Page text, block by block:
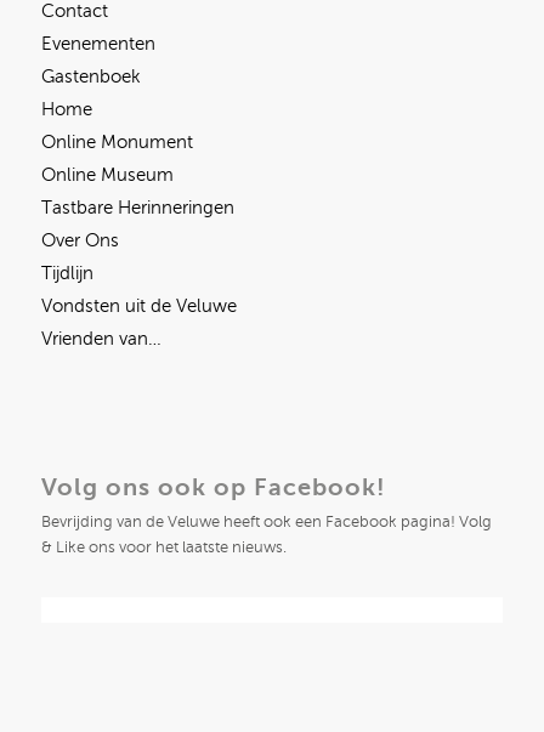
Contact
Evenementen
Gastenboek
Home
Online Monument
Online Museum
Tastbare Herinneringen
Over Ons
Tijdlijn
Vondsten uit de Veluwe
Vrienden van…
Volg ons ook op Facebook!
Bevrijding van de Veluwe heeft ook een Facebook pagina! Volg
& Like ons voor het laatste nieuws.